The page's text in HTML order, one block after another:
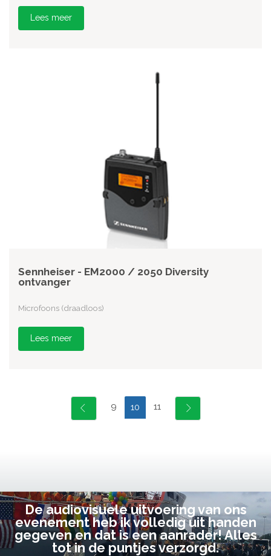
Lees meer
Sennheiser - EM2000 / 2050 Diversity
ontvanger
Microfoons (draadloos)
Lees meer
9 10 11
De audiovisuele uitvoering van ons
evenement heb ik volledig uit handen
gegeven en dat is een aanrader! Alles
tot in de puntjes verzorgd.